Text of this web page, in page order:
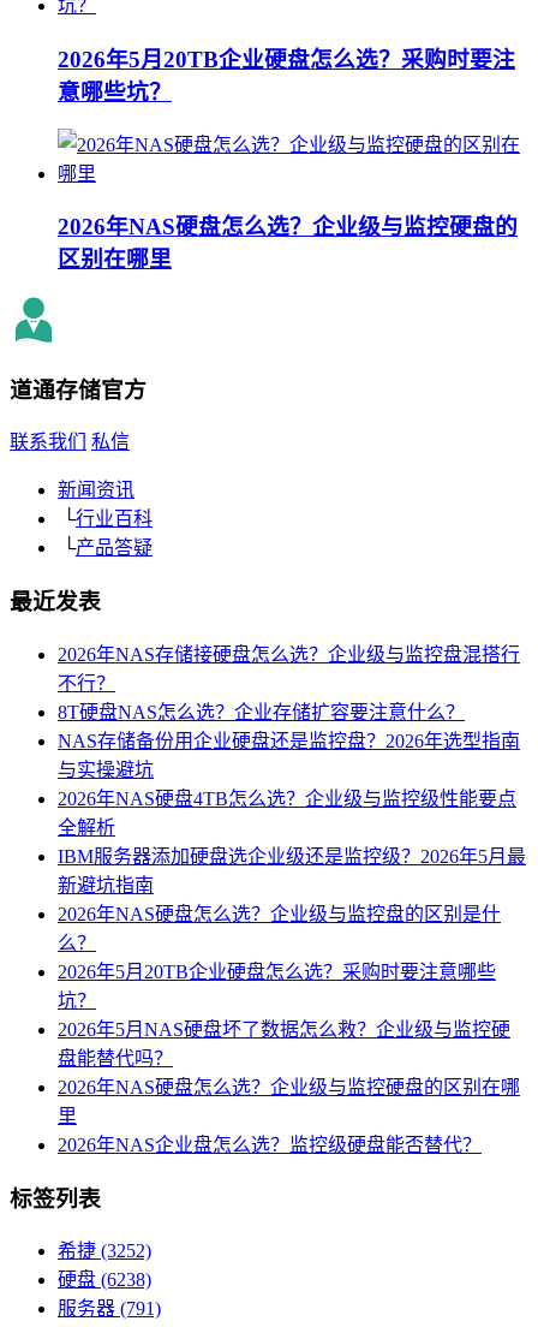
2026年5月20TB企业硬盘怎么选？采购时要注
意哪些坑？
2026年NAS硬盘怎么选？企业级与监控硬盘的
区别在哪里
道通存储官方
联系我们 私信
新闻资讯
└行业百科
└产品答疑
最近发表
2026年NAS存储接硬盘怎么选？企业级与监控盘混搭行
不行？
8T硬盘NAS怎么选？企业存储扩容要注意什么？
NAS存储备份用企业硬盘还是监控盘？2026年选型指南
与实操避坑
2026年NAS硬盘4TB怎么选？企业级与监控级性能要点
全解析
IBM服务器添加硬盘选企业级还是监控级？2026年5月最
新避坑指南
2026年NAS硬盘怎么选？企业级与监控盘的区别是什
么？
2026年5月20TB企业硬盘怎么选？采购时要注意哪些
坑？
2026年5月NAS硬盘坏了数据怎么救？企业级与监控硬
盘能替代吗？
2026年NAS硬盘怎么选？企业级与监控硬盘的区别在哪
里
2026年NAS企业盘怎么选？监控级硬盘能否替代？
标签列表
希捷 (3252)
硬盘 (6238)
服务器 (791)